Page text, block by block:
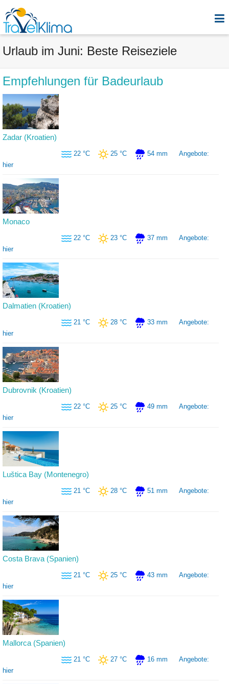
Urlaub im Juni: Beste Reiseziele
Empfehlungen für Badeurlaub
Zadar (Kroatien)
22 °C 25 °C 54 mm
Angebote:
hier
Monaco
22 °C 23 °C 37 mm
Angebote:
hier
Dalmatien (Kroatien)
21 °C 28 °C 33 mm
Angebote:
hier
Dubrovnik (Kroatien)
22 °C 25 °C 49 mm
Angebote:
hier
Luštica Bay (Montenegro)
21 °C 28 °C 51 mm
Angebote:
hier
Costa Brava (Spanien)
21 °C 25 °C 43 mm
Angebote:
hier
Mallorca (Spanien)
21 °C 27 °C 16 mm
Angebote:
hier